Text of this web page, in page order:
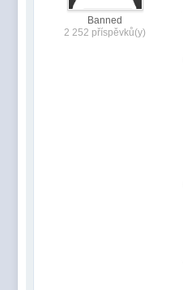
Banned
2 252 příspěvků(y)